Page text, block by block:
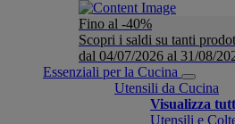
Fino al -40%
Scopri i saldi su tanti
dal 04/07/2026 al 31/08/
Essenziali per la Cucina
Utensili da Cucina
Visualizza
Utensili e